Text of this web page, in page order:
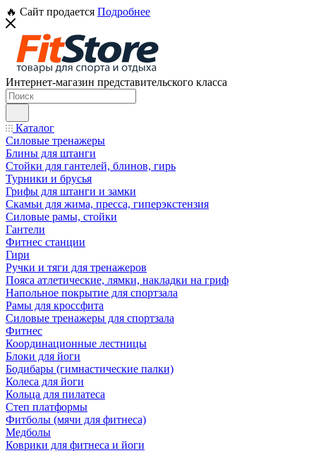
🔥 Сайт продается Подробнее
Интернет-магазин представительского класса
Каталог
Силовые тренажеры
Блины для штанги
Стойки для гантелей, блинов, гирь
Турники и брусья
Грифы для штанги и замки
Скамьи для жима, пресса, гиперэкстензия
Силовые рамы, стойки
Гантели
Фитнес станции
Гири
Ручки и тяги для тренажеров
Пояса атлетические, лямки, накладки на гриф
Напольное покрытие для спортзала
Рамы для кроссфита
Силовые тренажеры для спортзала
Фитнес
Координационные лестницы
Блоки для йоги
Бодибары (гимнастические палки)
Колеса для йоги
Кольца для пилатеса
Степ платформы
Фитболы (мячи для фитнеса)
Медболы
Коврики для фитнеса и йоги